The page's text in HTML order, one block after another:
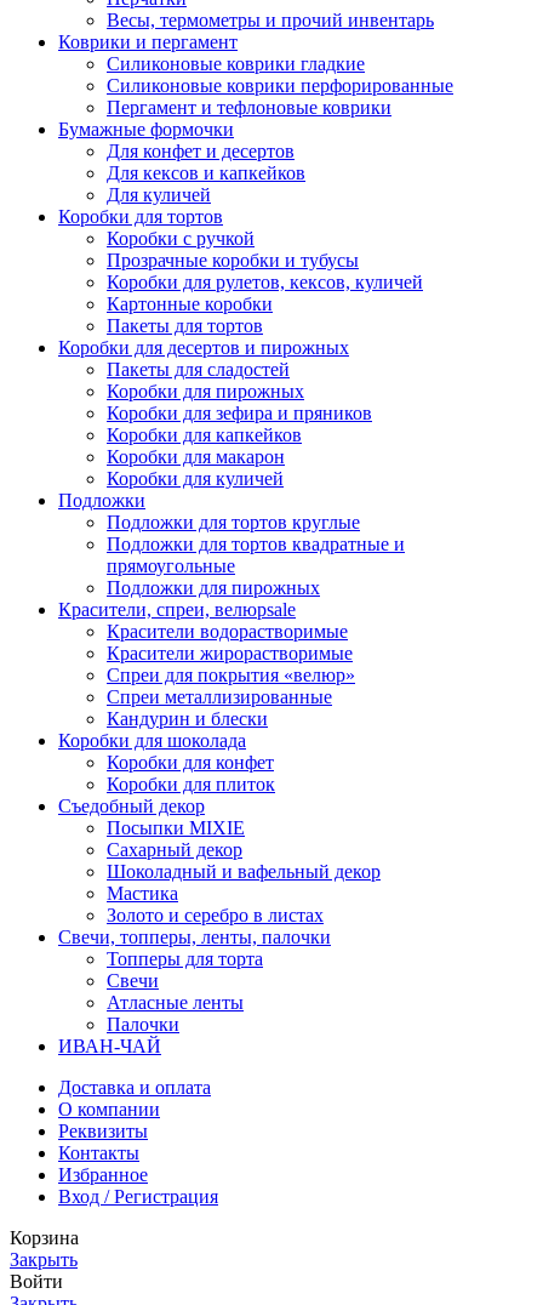
Весы, термометры и прочий инвентарь
Коврики и пергамент
Силиконовые коврики гладкие
Силиконовые коврики перфорированные
Пергамент и тефлоновые коврики
Бумажные формочки
Для конфет и десертов
Для кексов и капкейков
Для куличей
Коробки для тортов
Коробки с ручкой
Прозрачные коробки и тубусы
Коробки для рулетов, кексов, куличей
Картонные коробки
Пакеты для тортов
Коробки для десертов и пирожных
Пакеты для сладостей
Коробки для пирожных
Коробки для зефира и пряников
Коробки для капкейков
Коробки для макарон
Коробки для куличей
Подложки
Подложки для тортов круглые
Подложки для тортов квадратные и
прямоугольные
Подложки для пирожных
Красители, спреи, велюрsale
Красители водорастворимые
Красители жирорастворимые
Спреи для покрытия «велюр»
Спреи металлизированные
Кандурин и блески
Коробки для шоколада
Коробки для конфет
Коробки для плиток
Съедобный декор
Посыпки MIXIE
Сахарный декор
Шоколадный и вафельный декор
Мастика
Золото и серебро в листах
Свечи, топперы, ленты, палочки
Топперы для торта
Свечи
Атласные ленты
Палочки
ИВАН-ЧАЙ
Доставка и оплата
О компании
Реквизиты
Контакты
Избранное
Вход / Регистрация
Корзина
Закрыть
Войти